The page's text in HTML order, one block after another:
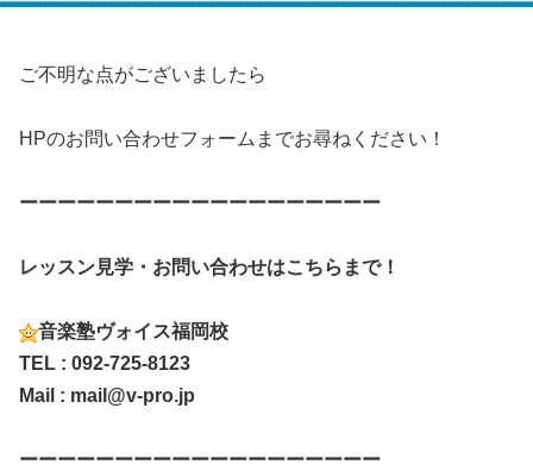
ご不明な点がございましたら
HPのお問い合わせフォームまでお尋ねください！
ーーーーーーーーーーーーーーーーーーー
レッスン見学・お問い合わせはこちらまで！
音楽塾ヴォイス福岡校
TEL : 092-725-8123
Mail : mail@v-pro.jp
ーーーーーーーーーーーーーーーーーーー